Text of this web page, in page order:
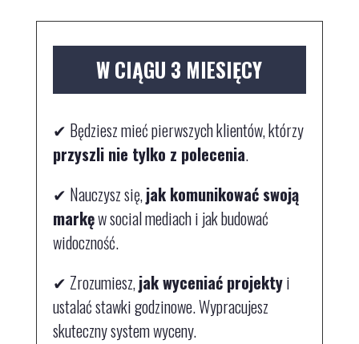
W CIĄGU 3 MIESIĘCY
✔ Będziesz mieć pierwszych klientów, którzy
przyszli nie tylko z polecenia.
✔ Nauczysz się,jak komunikować swoją
markęw social mediach i jak budować
widoczność.
✔ Zrozumiesz,jak wyceniać projektyi
ustalać stawki godzinowe. Wypracujesz
skuteczny system wyceny.